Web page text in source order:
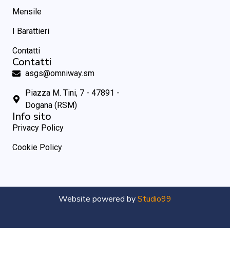
Mensile
I Barattieri
Contatti
Contatti
asgs@omniway.sm
Piazza M. Tini, 7 - 47891 -
Dogana (RSM)
Info sito
Privacy Policy
Cookie Policy
Website powered byStudio99